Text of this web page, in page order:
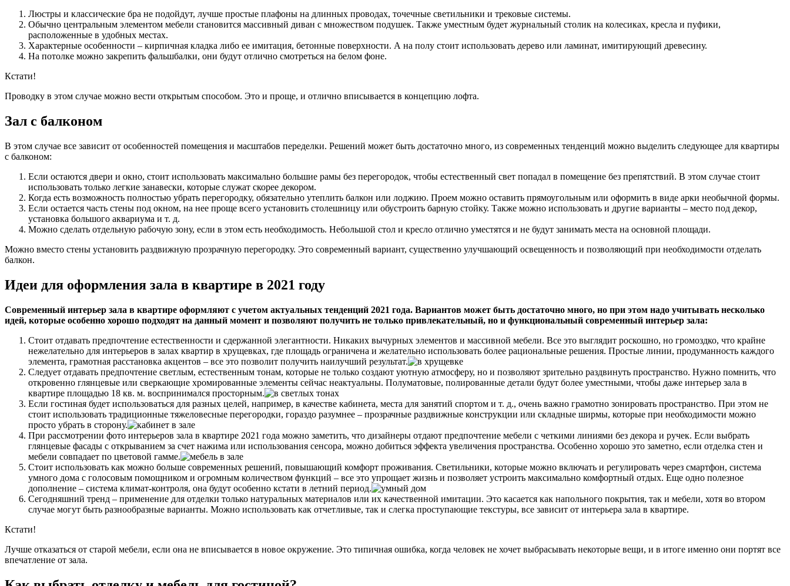
Люстры и классические бра не подойдут, лучше простые плафоны на длинных проводах, точечные светильники и трековые системы.
Обычно центральным элементом мебели становится массивный диван с множеством подушек. Также уместным будет журнальный столик на колесиках, кресла и пуфики,
расположенные в удобных местах.
Характерные особенности – кирпичная кладка либо ее имитация, бетонные поверхности. А на полу стоит использовать дерево или ламинат, имитирующий древесину.
На потолке можно закрепить фальшбалки, они будут отлично смотреться на белом фоне.
Кстати!
Проводку в этом случае можно вести открытым способом. Это и проще, и отлично вписывается в концепцию лофта.
Зал с балконом
В этом случае все зависит от особенностей помещения и масштабов переделки. Решений может быть достаточно много, из современных тенденций можно выделить следующее для квартиры
с балконом:
Если остаются двери и окно, стоит использовать максимально большие рамы без перегородок, чтобы естественный свет попадал в помещение без препятствий. В этом случае стоит
использовать только легкие занавески, которые служат скорее декором.
Когда есть возможность полностью убрать перегородку, обязательно утеплить балкон или лоджию. Проем можно оставить прямоугольным или оформить в виде арки необычной формы.
Если остается часть стены под окном, на нее проще всего установить столешницу или обустроить барную стойку. Также можно использовать и другие варианты – место под декор,
установка большого аквариума и т. д.
Можно сделать отдельную рабочую зону, если в этом есть необходимость. Небольшой стол и кресло отлично уместятся и не будут занимать места на основной площади.
Можно вместо стены установить раздвижную прозрачную перегородку. Это современный вариант, существенно улучшающий освещенность и позволяющий при необходимости отделать
балкон.
Идеи для оформления зала в квартире в 2021 году
Современный интерьер зала в квартире оформляют с учетом актуальных тенденций 2021 года. Вариантов может быть достаточно много, но при этом надо учитывать несколько
идей, которые особенно хорошо подходят на данный момент и позволяют получить не только привлекательный, но и функциональный современный интерьер зала:
Стоит отдавать предпочтение естественности и сдержанной элегантности. Никаких вычурных элементов и массивной мебели. Все это выглядит роскошно, но громоздко, что крайне
нежелательно для интерьеров в залах квартир в хрущевках, где площадь ограничена и желательно использовать более рациональные решения. Простые линии, продуманность каждого
элемента, грамотная расстановка акцентов – все это позволит получить наилучший результат.
Следует отдавать предпочтение светлым, естественным тонам, которые не только создают уютную атмосферу, но и позволяют зрительно раздвинуть пространство. Нужно помнить, что
откровенно глянцевые или сверкающие хромированные элементы сейчас неактуальны. Полуматовые, полированные детали будут более уместными, чтобы даже интерьер зала в
квартире площадью 18 кв. м. воспринимался просторным.
Если гостиная будет использоваться для разных целей, например, в качестве кабинета, места для занятий спортом и т. д., очень важно грамотно зонировать пространство. При этом не
стоит использовать традиционные тяжеловесные перегородки, гораздо разумнее – прозрачные раздвижные конструкции или складные ширмы, которые при необходимости можно
просто убрать в сторону.
При рассмотрении фото интерьеров зала в квартире 2021 года можно заметить, что дизайнеры отдают предпочтение мебели с четкими линиями без декора и ручек. Если выбрать
глянцевые фасады с открыванием за счет нажима или использования сенсора, можно добиться эффекта увеличения пространства. Особенно хорошо это заметно, если отделка стен и
мебели совпадает по цветовой гамме.
Стоит использовать как можно больше современных решений, повышающий комфорт проживания. Светильники, которые можно включать и регулировать через смартфон, система
умного дома с голосовым помощником и огромным количеством функций – все это упрощает жизнь и позволяет устроить максимально комфортный отдых. Еще одно полезное
дополнение – система климат-контроля, она будут особенно кстати в летний период.
Сегодняшний тренд – применение для отделки только натуральных материалов или их качественной имитации. Это касается как напольного покрытия, так и мебели, хотя во втором
случае могут быть разнообразные варианты. Можно использовать как отчетливые, так и слегка проступающие текстуры, все зависит от интерьера зала в квартире.
Кстати!
Лучше отказаться от старой мебели, если она не вписывается в новое окружение. Это типичная ошибка, когда человек не хочет выбрасывать некоторые вещи, и в итоге именно они портят все
впечатление от зала.